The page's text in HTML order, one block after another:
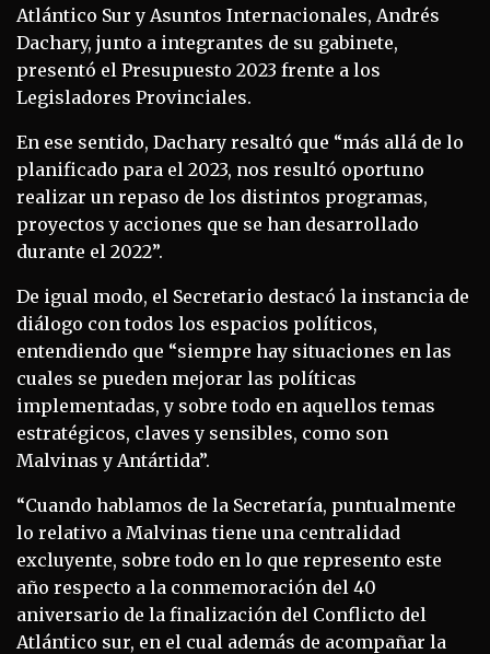
Atlántico Sur y Asuntos Internacionales, Andrés
Dachary, junto a integrantes de su gabinete,
presentó el Presupuesto 2023 frente a los
Legisladores Provinciales.
En ese sentido, Dachary resaltó que “más allá de lo
planificado para el 2023, nos resultó oportuno
realizar un repaso de los distintos programas,
proyectos y acciones que se han desarrollado
durante el 2022”.
De igual modo, el Secretario destacó la instancia de
diálogo con todos los espacios políticos,
entendiendo que “siempre hay situaciones en las
cuales se pueden mejorar las políticas
implementadas, y sobre todo en aquellos temas
estratégicos, claves y sensibles, como son
Malvinas y Antártida”.
“Cuando hablamos de la Secretaría, puntualmente
lo relativo a Malvinas tiene una centralidad
excluyente, sobre todo en lo que represento este
año respecto a la conmemoración del 40
aniversario de la finalización del Conflicto del
Atlántico sur, en el cual además de acompañar la